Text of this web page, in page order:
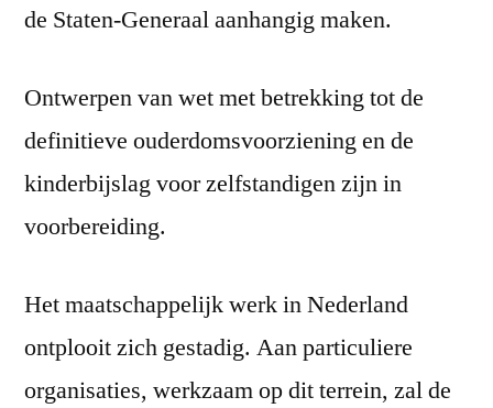
de Staten-Generaal aanhangig maken.
Ontwerpen van wet met betrekking tot de
definitieve ouderdomsvoorziening en de
kinderbijslag voor zelfstandigen zijn in
voorbereiding.
Het maatschappelijk werk in Nederland
ontplooit zich gestadig. Aan particuliere
organisaties, werkzaam op dit terrein, zal de